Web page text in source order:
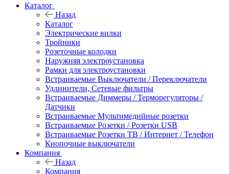
Каталог
Назад
Каталог
Электрические вилки
Тройники
Розеточные колодки
Наружняя электроустановка
Рамки для электроустановки
Встраиваемые Выключатели / Переключатели
Удлинители, Сетевые фильтры
Встраиваемые Диммеры / Терморегуляторы /
Датчики
Встраиваемые Мультимедийные розетки
Встраиваемые Розетки / Розетки USB
Встраиваемые Розетки ТВ / Интернет / Телефон
Кнопочные выключатели
Компания
Назад
Компания